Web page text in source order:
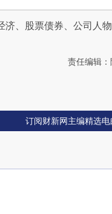
济、股票债券、公司人
责任编辑
订阅财新网主编精选电